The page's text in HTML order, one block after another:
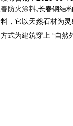
防火涂料,长春钢结
，它以天然石材为
为建筑穿上 “自然